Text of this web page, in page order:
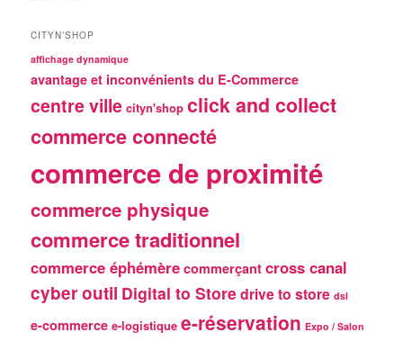
CITYN’SHOP
affichage dynamique
avantage et inconvénients du E-Commerce
centre ville cityn'shop click and collect
commerce connecté
commerce de proximité
commerce physique
commerce traditionnel
commerce éphémère commerçant cross canal
cyber outil Digital to Storedrive to store dsl
e-commerce e-logistique e-réservation Expo / Salon